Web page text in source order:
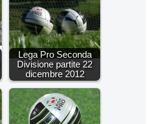
Lega Pro Seconda
Divisione partite 22
dicembre 2012